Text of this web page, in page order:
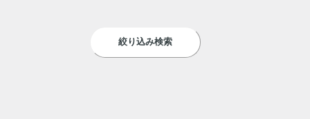
絞り込み検索